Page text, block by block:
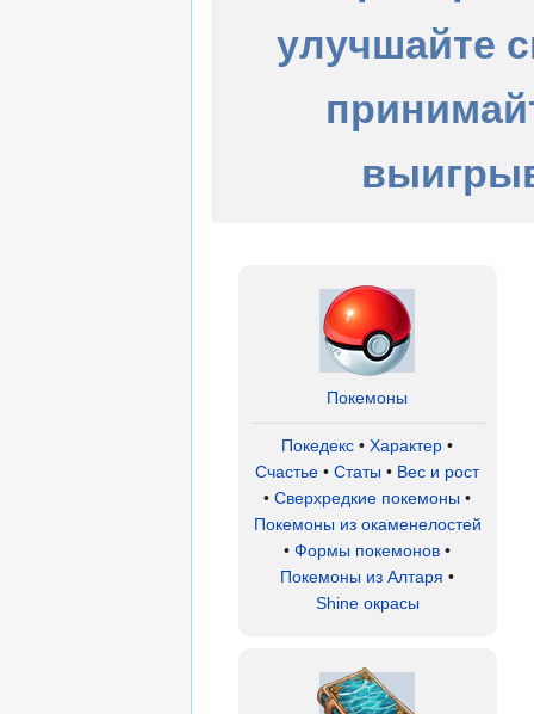
улучшайте
Покемоны
Покедекс •Характер •
Счастье •Статы • Вес и рост
•Сверхредкие покемоны •
Покемоны из окаменелостей
•Формы покемонов •
Покемоны из Алтаря •
Shine окрасы